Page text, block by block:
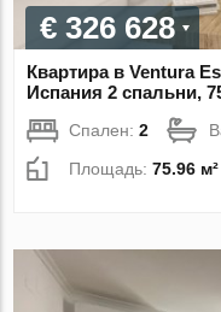
€ 326 628
Квартира в Ventura
Испания 2 спальни,
Спален:2
Площадь:75.96 м²